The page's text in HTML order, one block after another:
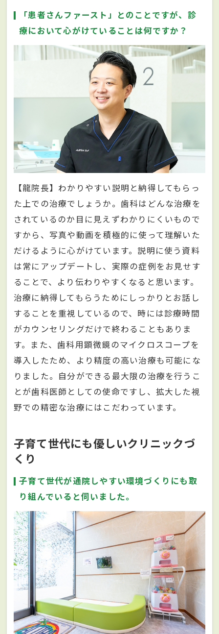
「患者さんファースト」とのことですが、診
療において心がけていることは何ですか？
【龍院長】わかりやすい説明と納得してもらっ
た上での治療でしょうか。歯科はどんな治療を
されているのか目に見えずわかりにくいもので
すから、写真や動画を積極的に使って理解いた
だけるように心がけています。説明に使う資料
は常にアップデートし、実際の症例をお見せす
ることで、より伝わりやすくなると思います。
治療に納得してもらうためにしっかりとお話し
することを重視しているので、時には診療時間
がカウンセリングだけで終わることもありま
す。また、歯科用顕微鏡のマイクロスコープを
導入したため、より精度の高い治療も可能にな
りました。自分ができる最大限の治療を行うこ
とが歯科医師としての使命ですし、拡大した視
野での精密な治療にはこだわっています。
子育て世代にも優しいクリニックづ
くり
子育て世代が通院しやすい環境づくりにも取
り組んでいると伺いました。